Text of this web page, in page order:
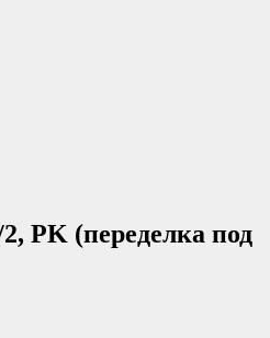
PK (переделка под